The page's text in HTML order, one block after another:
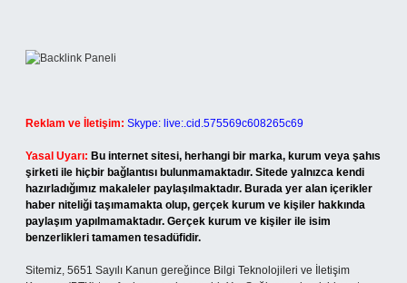
Reklam ve İletişim: Skype: live:.cid.575569c608265c69
Yasal Uyarı: Bu internet sitesi, herhangi bir marka, kurum veya şahıs
şirketi ile hiçbir bağlantısı bulunmamaktadır. Sitede yalnızca kendi
hazırladığımız makaleler paylaşılmaktadır. Burada yer alan içerikler
haber niteliği taşımamakta olup, gerçek kurum ve kişiler hakkında
paylaşım yapılmamaktadır. Gerçek kurum ve kişiler ile isim
benzerlikleri tamamen tesadüfidir.
Sitemiz, 5651 Sayılı Kanun gereğince Bilgi Teknolojileri ve İletişim